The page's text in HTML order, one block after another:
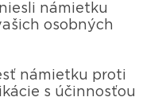
námietku
osobných
námietku proti
s účinnosťou